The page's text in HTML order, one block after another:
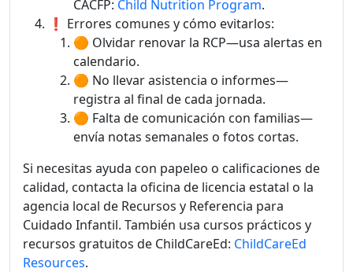
CACFP: Child Nutrition Program.
❗ Errores comunes y cómo evitarlos:
🟠 Olvidar renovar la RCP—usa alertas en
calendario.
🟠 No llevar asistencia o informes—
registra al final de cada jornada.
🟠 Falta de comunicación con familias—
envía notas semanales o fotos cortas.
Si necesitas ayuda con papeleo o calificaciones de
calidad, contacta la oficina de licencia estatal o la
agencia local de Recursos y Referencia para
Cuidado Infantil. También usa cursos prácticos y
recursos gratuitos de ChildCareEd: ChildCareEd
Resources.